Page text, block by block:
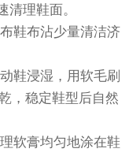
清理鞋面。
鞋布沾少量清洁济
鞋浸湿，用软毛刷
，稳定鞋型后自然
软膏均匀地涂在鞋